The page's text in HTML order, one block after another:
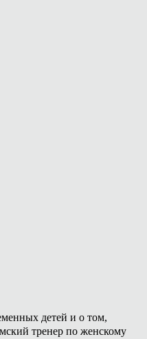
детей и о том,
тренер по женскому